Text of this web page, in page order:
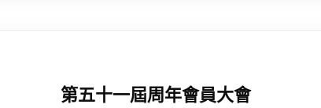
第五十一屆周年會員大會